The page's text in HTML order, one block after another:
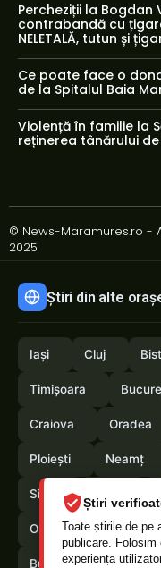
Știri
Toate știrile de pe
publicare. Folosim
experiența
Percheziții la
contrabandă cu
NELETALĂ, tutun și
Ce poate face o
de la Spitalul Baia
Violență în familie la
reținerea tânărului
© News-Maramures.ro -
2025
Știri din alte
Iași Cluj
Timișoara
Craiova Oradea
Ploiești Neamț
Sibiu
Olt Arges
Buzau Braila